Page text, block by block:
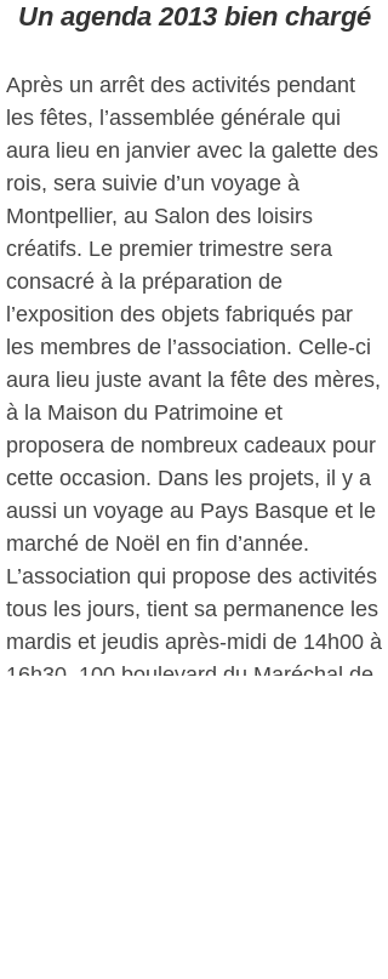
Un agenda 2013 bien chargé
Après un arrêt des activités pendant
les fêtes, l’assemblée générale qui
aura lieu en janvier avec la galette des
rois, sera suivie d’un voyage à
Montpellier, au Salon des loisirs
créatifs. Le premier trimestre sera
consacré à la préparation de
l’exposition des objets fabriqués par
les membres de l’association. Celle-ci
aura lieu juste avant la fête des mères,
à la Maison du Patrimoine et
proposera de nombreux cadeaux pour
cette occasion. Dans les projets, il y a
aussi un voyage au Pays Basque et le
marché de Noël en fin d’année.
L’association qui propose des activités
tous les jours, tient sa permanence les
mardis et jeudis après-midi de 14h00 à
16h30, 100 boulevard du Maréchal de